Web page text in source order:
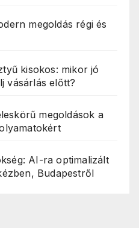
megoldás régi és
kisokos: mikor jó
vásárlás előtt?
megoldások a
AI-ra optimalizált
Budapestről